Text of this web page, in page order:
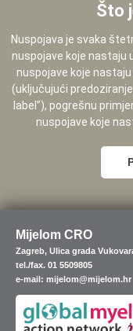
Što
Nuspojava je svaka
nuspojave koje nastaju
nuspojave koje
(uključujući
label”), pogrešnu
nuspojave koje
Mijelom CRO
Zagreb, Ulica grada
tel./fax. 01 5509805
e-mail: mijelom@mijelom.hr